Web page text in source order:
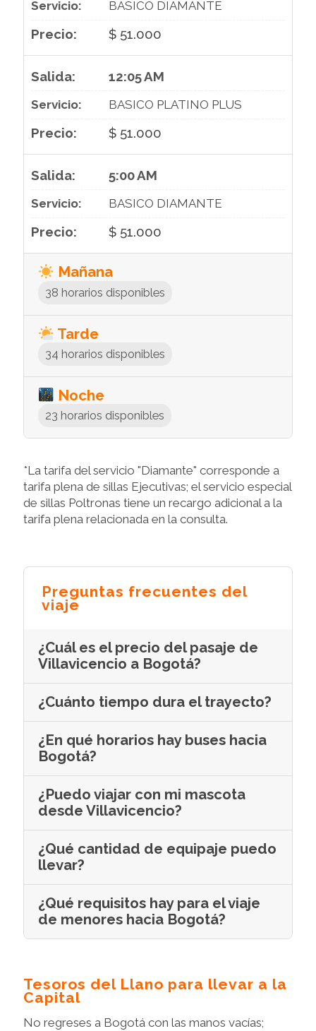
BASICO DIAMANTE
$ 51.000
12:05 AM
BASICO PLATINO PLUS
$ 51.000
5:00 AM
BASICO DIAMANTE
$ 51.000
Mañana
38 horarios disponibles
Tarde
34 horarios disponibles
Noche
23 horarios disponibles
*La tarifa del servicio "Diamante" corresponde a
tarifa plena de sillas Ejecutivas; el servicio especial
de sillas Poltronas tiene un recargo adicional a la
tarifa plena relacionada en la consulta.
Preguntas frecuentes del
viaje
¿Cuál es el precio del pasaje de
Villavicencio a Bogotá?
¿Cuánto tiempo dura el trayecto?
¿En qué horarios hay buses hacia
Bogotá?
¿Puedo viajar con mi mascota
desde Villavicencio?
¿Qué cantidad de equipaje puedo
llevar?
¿Qué requisitos hay para el viaje
de menores hacia Bogotá?
Tesoros del Llano para llevar a la
Capital
No regreses a Bogotá con las manos vacías;